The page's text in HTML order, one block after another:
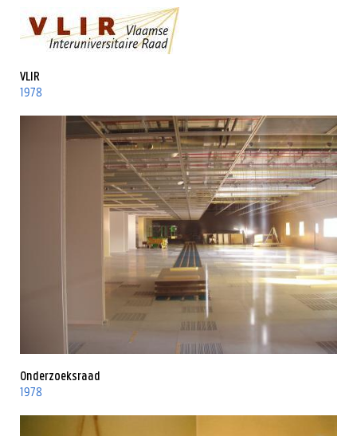
VLIR
1978
Onderzoeksraad
1978